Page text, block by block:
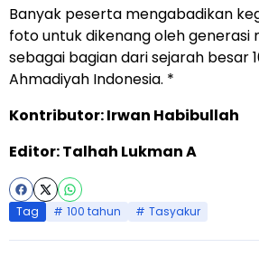
Banyak peserta mengabadikan
foto untuk dikenang oleh generasi
sebagai bagian dari sejarah besar
Ahmadiyah Indonesia. *
Kontributor: Irwan Habibullah
Editor: Talhah Lukman A
Tag 100 tahun Tasyakur